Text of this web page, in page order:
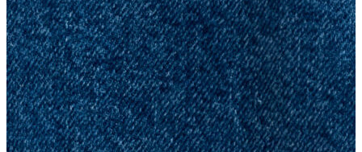
Dış Giyim
Dış Giyim
Mont
Ceket
Kaban
Trenchcoat
Jean
Jean
Öne Çıkanlar
Öne Çıkanlar